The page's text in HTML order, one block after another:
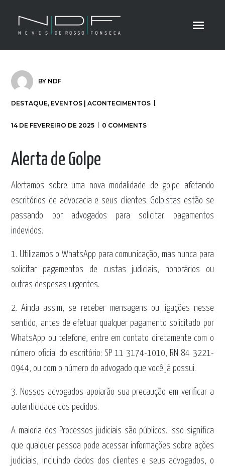
BY NDF
DESTAQUE, EVENTOS | ACONTECIMENTOS
14 DE FEVEREIRO DE 2025 0 COMMENTS
Alerta de Golpe
Alertamos sobre uma nova modalidade de golpe afetando
escritórios de advocacia e seus clientes. Golpistas estão se
passando por advogados para solicitar pagamentos
indevidos.
1. Utilizamos o WhatsApp para comunicação, mas nunca para
solicitar pagamentos de custas judiciais, honorários ou
outras despesas urgentes.
2. Ainda assim, se receber mensagens ou ligações nesse
sentido, antes de efetuar qualquer pagamento solicitado por
WhatsApp ou telefone, entre em contato diretamente com o
número oficial do escritório: SP 11 3174-1010, RN 84 3221-
0944, ou com o número do advogado que você já possui.
3. Nossos advogados apoiarão sua precaução em verificar a
autenticidade dos pedidos.
A maioria dos Processos judiciais são públicos. Isso significa
que qualquer pessoa pode acessar informações sobre ações
judiciais, incluindo dados dos clientes e seus advogados, o